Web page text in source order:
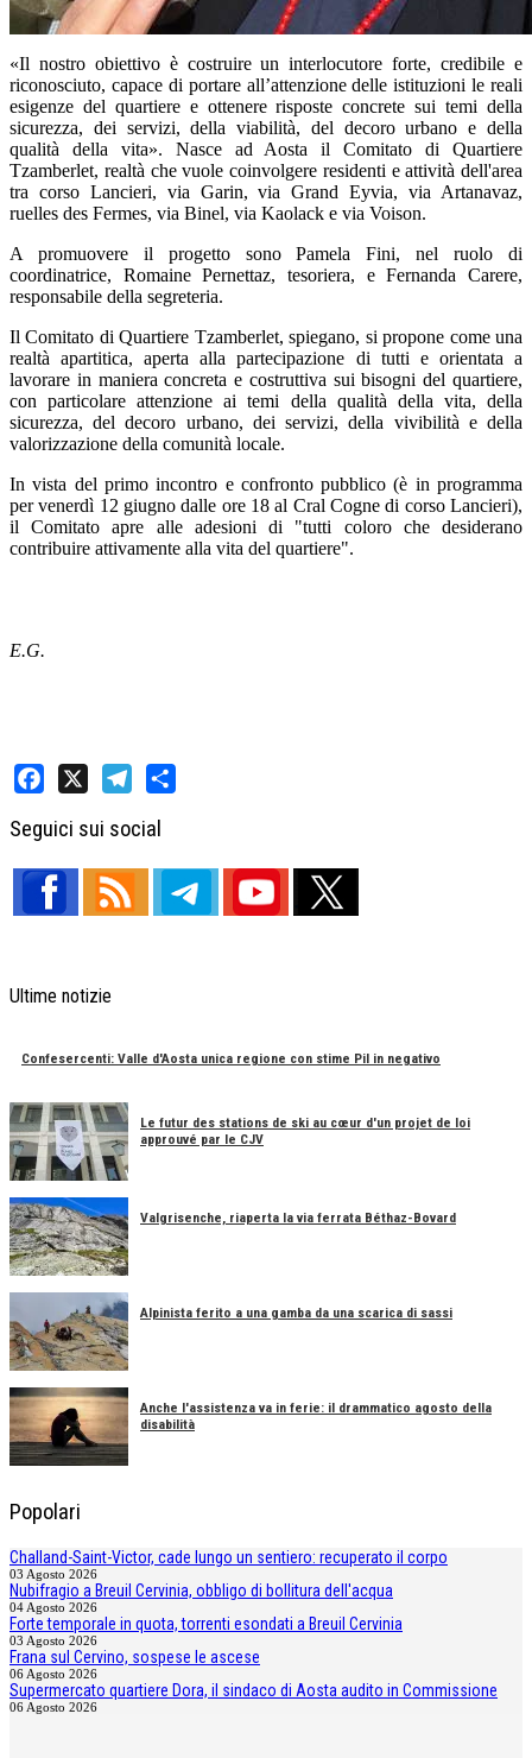
«Il nostro obiettivo è costruire un interlocutore forte, credibile e
riconosciuto, capace di portare all’attenzione delle istituzioni le reali
esigenze del quartiere e ottenere risposte concrete sui temi della
sicurezza, dei servizi, della viabilità, del decoro urbano e della
qualità della vita». Nasce ad Aosta il Comitato di Quartiere
Tzamberlet, realtà che vuole coinvolgere residenti e attività dell'area
tra corso Lancieri, via Garin, via Grand Eyvia, via Artanavaz,
ruelles des Fermes, via Binel, via Kaolack e via Voison.
A promuovere il progetto sono Pamela Fini, nel ruolo di
coordinatrice, Romaine Pernettaz, tesoriera, e Fernanda Carere,
responsabile della segreteria.
Il Comitato di Quartiere Tzamberlet, spiegano, si propone come una
realtà apartitica, aperta alla partecipazione di tutti e orientata a
lavorare in maniera concreta e costruttiva sui bisogni del quartiere,
con particolare attenzione ai temi della qualità della vita, della
sicurezza, del decoro urbano, dei servizi, della vivibilità e della
valorizzazione della comunità locale.
In vista del primo incontro e confronto pubblico (è in programma
per venerdì 12 giugno dalle ore 18 al Cral Cogne di corso Lancieri),
il Comitato apre alle adesioni di "tutti coloro che desiderano
contribuire attivamente alla vita del quartiere".
E.G.
Seguici sui social
Ultime notizie
Confesercenti: Valle d'Aosta unica regione con stime Pil in negativo
Le futur des stations de ski au cœur d'un projet de loi
approuvé par le CJV
Valgrisenche, riaperta la via ferrata Béthaz-Bovard
Alpinista ferito a una gamba da una scarica di sassi
Anche l'assistenza va in ferie: il drammatico agosto della
disabilità
Popolari
Challand-Saint-Victor, cade lungo un sentiero: recuperato il corpo
03 Agosto 2026
Nubifragio a Breuil Cervinia, obbligo di bollitura dell'acqua
04 Agosto 2026
Forte temporale in quota, torrenti esondati a Breuil Cervinia
03 Agosto 2026
Frana sul Cervino, sospese le ascese
06 Agosto 2026
Supermercato quartiere Dora, il sindaco di Aosta audito in Commissione
06 Agosto 2026